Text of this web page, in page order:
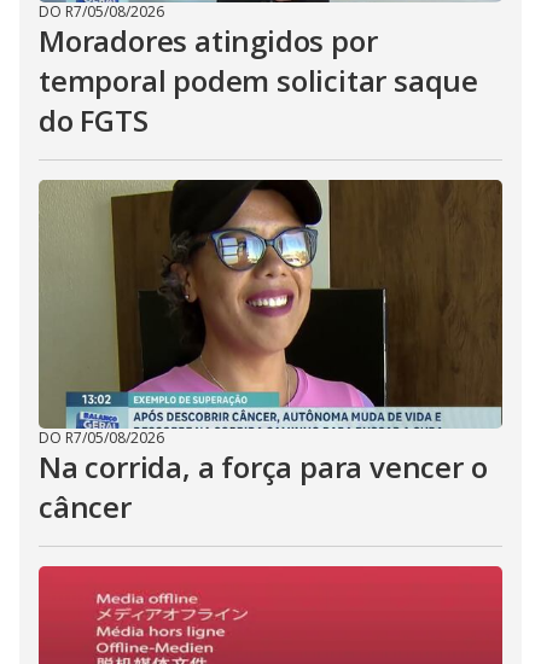
DO R7/05/08/2026
Moradores atingidos por
temporal podem solicitar saque
do FGTS
DO R7/05/08/2026
Na corrida, a força para vencer o
câncer